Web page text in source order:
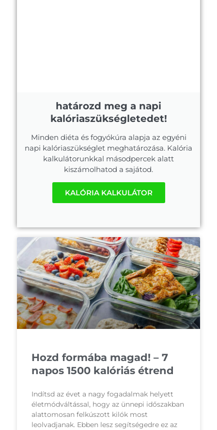
határozd meg a napi
kalóriaszükségletedet!
Minden diéta és fogyókúra alapja az egyéni
napi kalóriaszükséglet meghatározása. Kalória
kalkulátorunkkal másodpercek alatt
kiszámolhatod a sajátod.
KALÓRIA KALKULÁTOR
Hozd formába magad! – 7
napos 1500 kalóriás étrend
Indítsd az évet a nagy fogadalmak helyett
életmódváltással, hogy az ünnepi időszakban
alattomosan felkúszott kilók most
leolvadjanak. Ebben lesz segítségedre ez az